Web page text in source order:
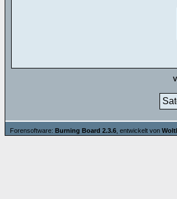
Forensoftware: Burning Board 2.3.6 , entwickelt von